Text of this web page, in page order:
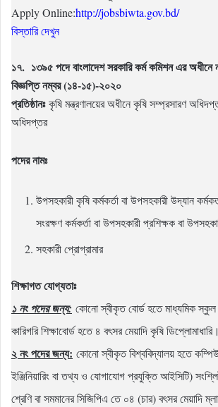
Apply Online:http://jobsbiwta.gov.bd/
বিস্তারি দেখুন
১৭. ১৩৯৫ পদে বাংলাদেশ সরকারি কর্ম কমিশন এর অধীনে
বিজ্ঞপ্তি নম্বর (১৪-১৫)-২০২০
প্রতিষ্ঠানঃকৃষি মন্ত্রণালয়ের অধীনে কৃষি সম্প্রসারণ
অধিদপ্তর
পদের নামঃ
উপসহকারী কৃষি কর্মকর্তা বা উপসহকারী উদ্যান
সংরক্ষণ কর্মকর্তা বা উপসহকারী প্রশিক্ষক বা
সহকারী প্রোগ্রামার
শিক্ষাগত যোগ্যতাঃ
১ নং পদের জন্য: কোনো স্বীকৃত বোর্ড হতে মাধ্যমিক স্কুল
কারিগরি শিক্ষাবোর্ড হতে ৪ বৎসর মেয়াদি কৃষি ডিপ্লোমাধারি।
২ নং পদের জন্য: কোনো স্বীকৃত বিশ্ববিদ্যালয় হতে
ইঞ্জিনিয়ারিং বা তথ্য ও যোগাযোগ প্রযুক্তি আইসিটি)
শ্রেণি বা সমমানের সিজিপিএ তে ০৪ (চার) বৎসর মেয়াদি